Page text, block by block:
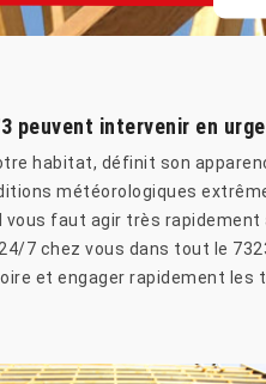
peuvent intervenir en
habitat, définit son
météorologiques
faut agir très
7 chez vous dans tout le
et engager rapidement les